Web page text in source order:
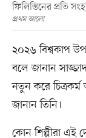
ফিলিস্তিনের প্রতি
প্রথম আলো
২০২৬ বিশ্বকাপ
বলে জানান
নতুন করে
জানান তিনি।
কোন শিল্পীরা এই